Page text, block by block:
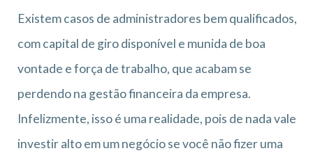
Existem casos de administradores bem qualificados,
com capital de giro disponível e munida de boa
vontade e força de trabalho, que acabam se
perdendo na gestão financeira da empresa.
Infelizmente, isso é uma realidade, pois de nada vale
investir alto em um negócio se você não fizer uma